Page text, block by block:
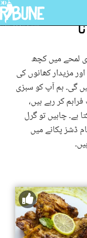
لمحے میں کچھ
مزیدار کھانوں کی
گی۔ ہم آپ کو سبزی
کر رہے ہیں،
ہے۔ چاہیں تو گرل
ڈشز پکانے میں